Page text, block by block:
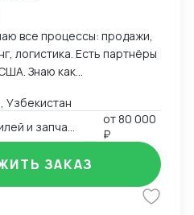
все процессы: продажи,
логистика. Есть партнёры
Знаю как
в 18ти странах мира.
Узбекистан
от 80 000
₽
ЗАКАЗ